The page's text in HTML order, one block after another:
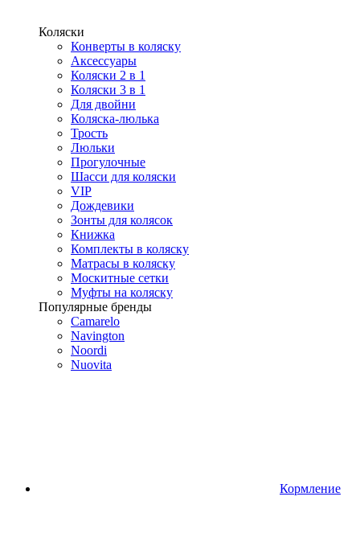
Коляски
Конверты в коляску
Аксессуары
Коляски 2 в 1
Коляски 3 в 1
Для двойни
Коляска-люлька
Трость
Люльки
Прогулочные
Шасси для коляски
VIP
Дождевики
Зонты для колясок
Книжка
Комплекты в коляску
Матрасы в коляску
Москитные сетки
Муфты на коляску
Популярные бренды
Camarelo
Navington
Noordi
Nuovita
Кормление